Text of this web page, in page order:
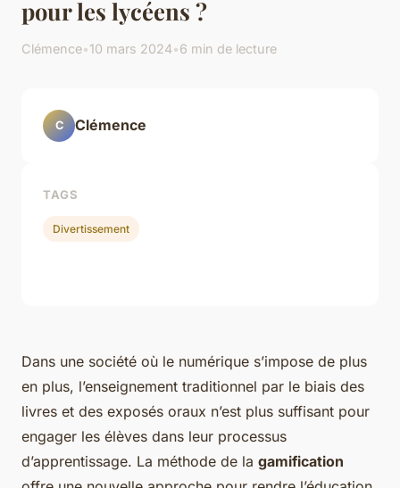
pour les lycéens ?
Clémence•10 mars 2024•6 min de lecture
Dans une société où le numérique s’impose de plus
en plus, l’enseignement traditionnel par le biais des
livres et des exposés oraux n’est plus suffisant pour
engager les élèves dans leur processus
d’apprentissage. La méthode de la gamification
C Clémence
TAGS
Divertissement